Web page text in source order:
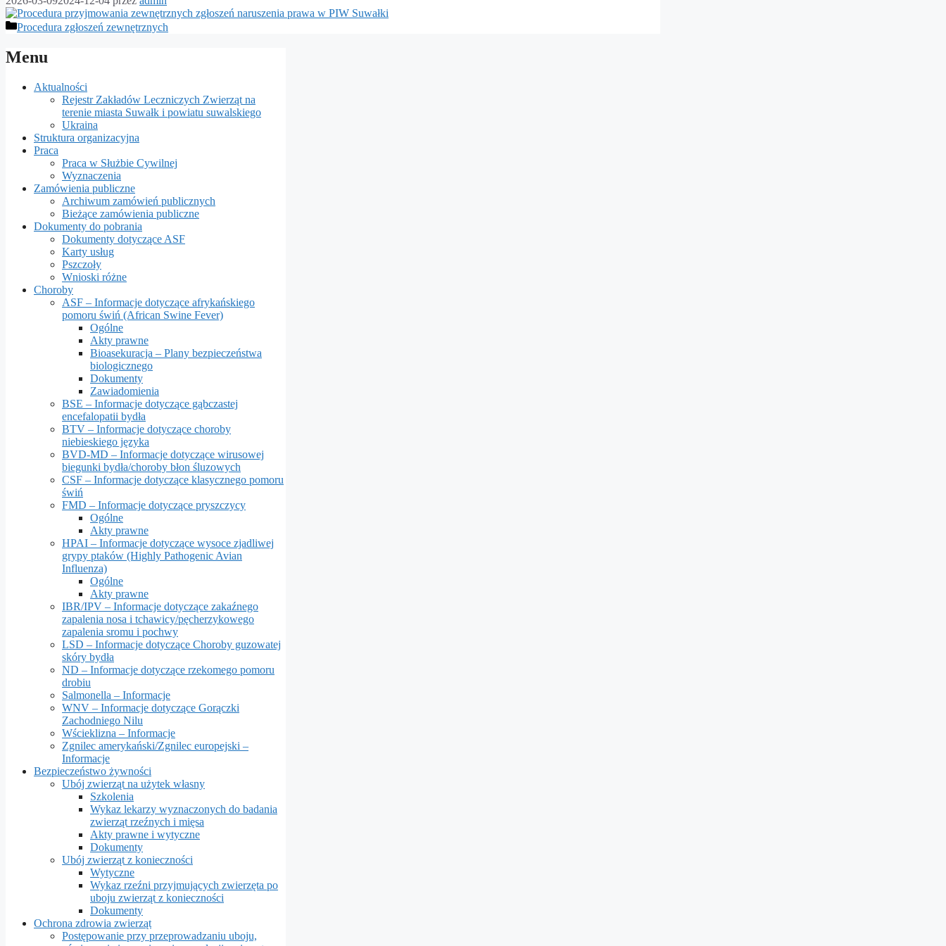
Kategorie
Procedura zgłoszeń zewnętrznych
Menu
Aktualności
Rejestr Zakładów Leczniczych Zwierząt na
terenie miasta Suwałk i powiatu suwalskiego
Ukraina
Struktura organizacyjna
Praca
Praca w Służbie Cywilnej
Wyznaczenia
Zamówienia publiczne
Archiwum zamówień publicznych
Bieżące zamówienia publiczne
Dokumenty do pobrania
Dokumenty dotyczące ASF
Karty usług
Pszczoły
Wnioski różne
Choroby
ASF – Informacje dotyczące afrykańskiego
pomoru świń (African Swine Fever)
Ogólne
Akty prawne
Bioasekuracja – Plany bezpieczeństwa
biologicznego
Dokumenty
Zawiadomienia
BSE – Informacje dotyczące gąbczastej
encefalopatii bydła
BTV – Informacje dotyczące choroby
niebieskiego języka
BVD-MD – Informacje dotyczące wirusowej
biegunki bydła/choroby błon śluzowych
CSF – Informacje dotyczące klasycznego pomoru
świń
FMD – Informacje dotyczące pryszczycy
Ogólne
Akty prawne
HPAI – Informacje dotyczące wysoce zjadliwej
grypy ptaków (Highly Pathogenic Avian
Influenza)
Ogólne
Akty prawne
IBR/IPV – Informacje dotyczące zakaźnego
zapalenia nosa i tchawicy/pęcherzykowego
zapalenia sromu i pochwy
LSD – Informacje dotyczące Choroby guzowatej
skóry bydła
ND – Informacje dotyczące rzekomego pomoru
drobiu
Salmonella – Informacje
WNV – Informacje dotyczące Gorączki
Zachodniego Nilu
Wścieklizna – Informacje
Zgnilec amerykański/Zgnilec europejski –
Informacje
Bezpieczeństwo żywności
Ubój zwierząt na użytek własny
Szkolenia
Wykaz lekarzy wyznaczonych do badania
zwierząt rzeźnych i mięsa
Akty prawne i wytyczne
Dokumenty
Ubój zwierząt z konieczności
Wytyczne
Wykaz rzeźni przyjmujących zwierzęta po
uboju zwierząt z konieczności
Dokumenty
Ochrona zdrowia zwierząt
Postępowanie przy przeprowadzaniu uboju,